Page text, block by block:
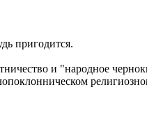
пригодится.
и "народное